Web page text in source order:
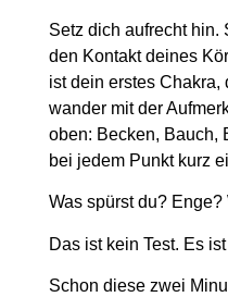
Setz dich aufrecht
den Kontakt deines
ist dein erstes Chakra,
wander mit der
oben: Becken, Bauch,
bei jedem Punkt kurz
Was spürst du?
Das ist kein Test. Es
Schon diese zwei